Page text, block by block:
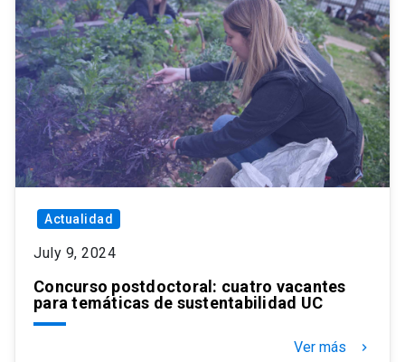
Actualidad
July 9, 2024
Concurso postdoctoral: cuatro vacantes
para temáticas de sustentabilidad UC
Ver más keyboard_arrow_right